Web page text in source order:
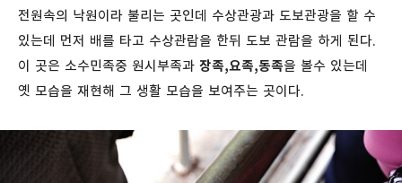
전원속의 낙원이라 불리는 곳인데 수상관광과 도보관광을 할 수
있는데 먼저 배를 타고 수상관람을 한뒤 도보 관람을 하게 된다.
이 곳은 소수민족중 원시부족과 장족,요족,동족을 볼수 있는데
옛 모습을 재현해 그 생활 모습을 보여주는 곳이다.